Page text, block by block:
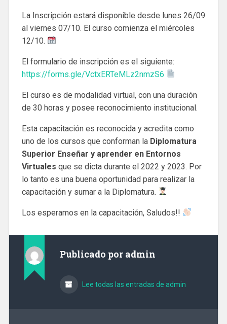
La Inscripción estará disponible desde lunes 26/09
al viernes 07/10. El curso comienza el miércoles
12/10.
El formulario de inscripción es el siguiente:
https://forms.gle/VctxERTeMLz2nmzS6
El curso es de modalidad virtual, con una duración
de 30 horas y posee reconocimiento institucional.
Esta capacitación es reconocida y acredita como
uno de los cursos que conforman la Diplomatura
Superior Enseñar y aprender en Entornos
Virtuales que se dicta durante el 2022 y 2023. Por
lo tanto es una buena oportunidad para realizar la
capacitación y sumar a la Diplomatura.
Los esperamos en la capacitación, Saludos!!
Publicado por admin
Lee todas las entradas de admin